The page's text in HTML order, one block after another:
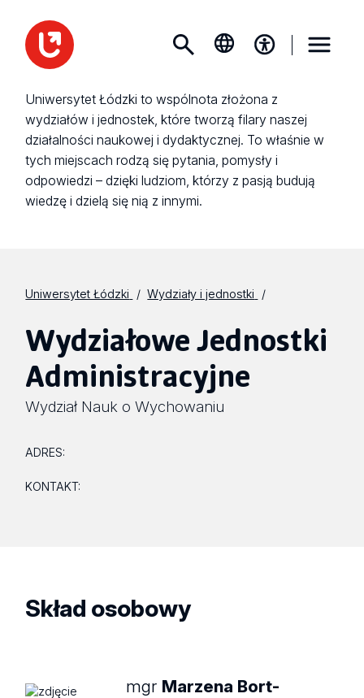
Uniwersytet Łódzki to wspólnota złożona z
wydziałów i jednostek, które tworzą filary naszej
działalności naukowej i dydaktycznej. To właśnie w
tych miejscach rodzą się pytania, pomysły i
odpowiedzi – dzięki ludziom, którzy z pasją budują
wiedzę i dzielą się nią z innymi.
Uniwersytet Łódzki Wydziały i jednostki
Wydziałowe Jednostki
Administracyjne
Wydział Nauk o Wychowaniu
ADRES:
KONTAKT:
Skład osobowy
mgr Marzena Bort-